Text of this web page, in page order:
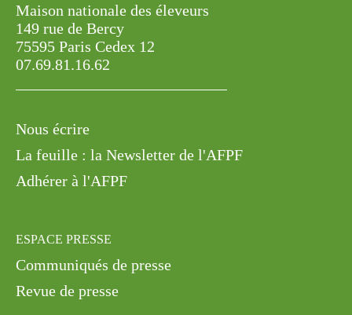
Maison nationale des éleveurs
149 rue de Bercy
75595 Paris Cedex 12
07.69.81.16.62
Nous écrire
La feuille : la Newsletter de l'AFPF
Adhérer à l'AFPF
ESPACE PRESSE
Communiqués de presse
Revue de presse